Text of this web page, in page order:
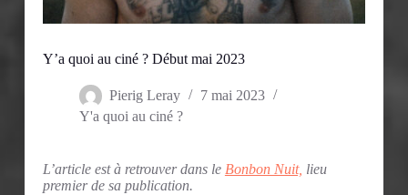
Y’a quoi au ciné ? Début mai 2023
Pierig Leray
7 mai 2023
Y'a quoi au ciné ?
L’article est à retrouver dans le Bonbon Nuit, lieu
premier de sa publication.